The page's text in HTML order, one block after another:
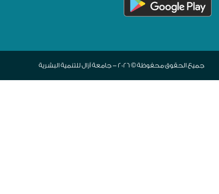
جميع الحقوق محفوظة © 2026 - جامعة آزال للتنمية البشرية